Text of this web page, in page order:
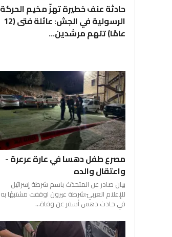
حادثة عنف خطيرة تهزّ مخيم الحركة
الرسولية في الجش: عائلة فتى (12
عامًا) تتهم مرشدين...
مصرع طفل دهسا في عارة عرعرة -
واعتقال والده
بيان صادر عن المتحدّث باسم شرطة إسرائيل
للإعلام العربيّ:شرطة عيرون اوقفت مشتبهًا به
في حادث دهس أسفر عن وفاة...